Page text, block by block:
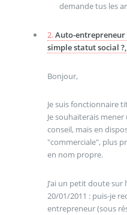
demande tus les
2.Auto-entrepreneur
simple statut social ?,
Bonjour,
Je suis fonctionnaire
Je souhaiterais
conseil, mais en
"commerciale", plus
en nom propre.
J’ai un petit doute sur
20/01/2011 : puis-je
entrepreneur (sous